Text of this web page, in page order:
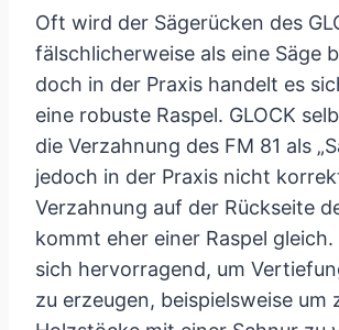
Oft wird der Sägerücken des
fälschlicherweise als eine Säge
doch in der Praxis handelt es
eine robuste Raspel. GLOCK
die Verzahnung des FM 81 als
jedoch in der Praxis nicht
Verzahnung auf der Rückseite
kommt eher einer Raspel gleich.
sich hervorragend, um
zu erzeugen, beispielsweise um